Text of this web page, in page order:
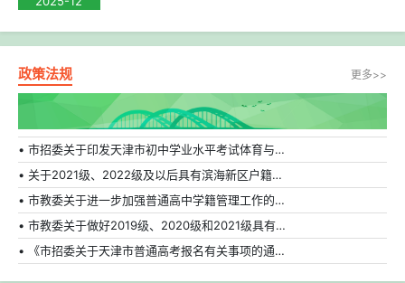
政策法规 更多>>
• 市招委关于印发天津市初中学业水平考试体育与健康科目补充方案的通知
• 关于2021级、2022级及以后具有滨海新区户籍在外省市普通高中就读学生转学的相关规定
• 市教委关于进一步加强普通高中学籍管理工作的通知
• 市教委关于做好2019级、2020级和2021级具有天津市户籍在外省市普通高中就读学生转学工作的通知
• 《市招委关于天津市普通高考报名有关事项的通知》的解读